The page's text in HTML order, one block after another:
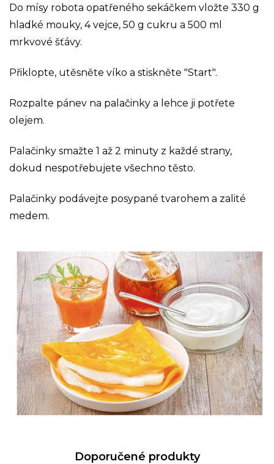
Do mísy robota opatřeného sekáčkem vložte 330 g
hladké mouky, 4 vejce, 50 g cukru a 500 ml
mrkvové šťávy.
Přiklopte, utěsněte víko a stiskněte "Start".
Rozpalte pánev na palačinky a lehce ji potřete
olejem.
Palačinky smažte 1 až 2 minuty z každé strany,
dokud nespotřebujete všechno těsto.
Palačinky podávejte posypané tvarohem a zalité
medem.
Doporučené produkty